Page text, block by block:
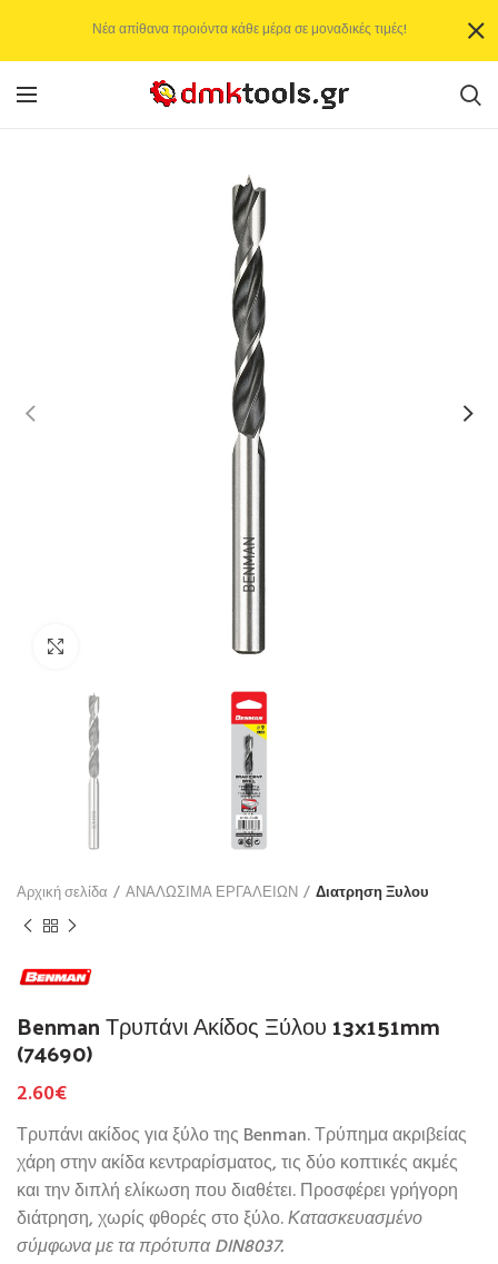
Αρχική σελίδα ΑΝΑΛΩΣΙΜΑ ΕΡΓΑΛΕΙΩΝ Διατρηση Ξυλου
Benman Τρυπάνι Ακίδος Ξύλου 13x151mm
(74690)
2.60€
Τρυπάνι ακίδος για ξύλο της Benman. Τρύπημα ακριβείας
χάρη στην ακίδα κεντραρίσματος, τις δύο κοπτικές ακμές
και την διπλή ελίκωση που διαθέτει. Προσφέρει γρήγορη
διάτρηση, χωρίς φθορές στο ξύλο.Κατασκευασμένο
σύμφωνα με τα πρότυπα DIN8037.
Νέα απίθανα προιόντα κάθε μέρα σε μοναδικές τιμές!